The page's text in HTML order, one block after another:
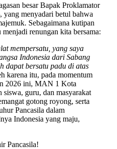
besar Bapak Proklamator
menyadari betul bahwa
Sebagaimana kutipan
renungan kita bersama:
mempersatu, yang saya
Indonesia dari Sabang
dapat bersatu padu di atas
karena itu, pada momentum
2026 ini, MAN 1 Kota
guru, dan masyarakat
gotong royong, serta
Pancasila dalam
Indonesia yang maju,
Pancasila!